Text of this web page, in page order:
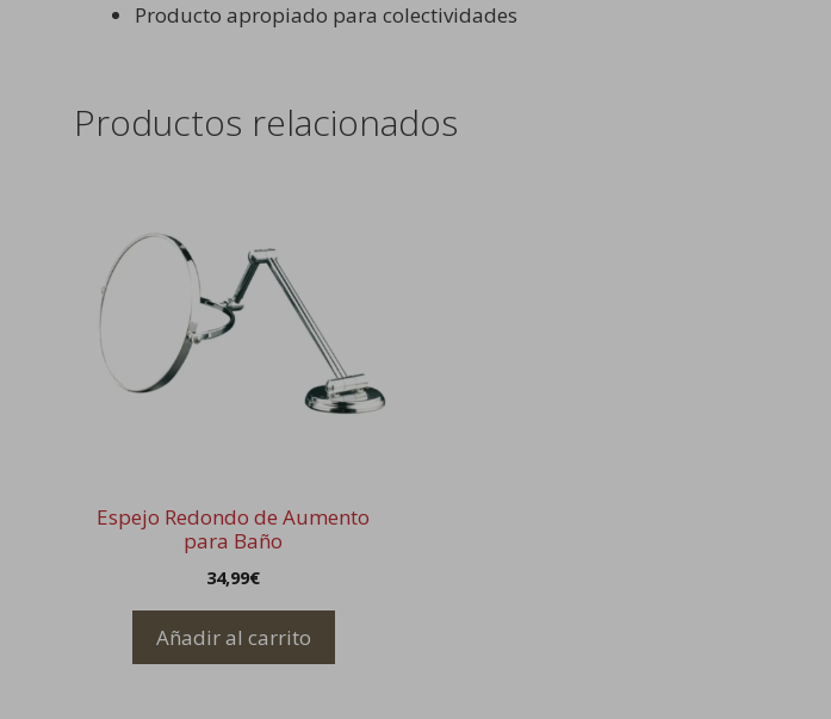
Producto apropiado para colectividades
Productos relacionados
Espejo Redondo de Aumento
para Baño
34,99€
Añadir al carrito